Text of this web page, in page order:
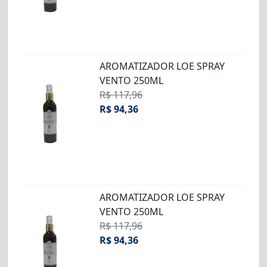
AROMATIZADOR LOE SPRAY
VENTO 250ML
R$ 117,96
R$ 94,36
AROMATIZADOR LOE SPRAY
VENTO 250ML
R$ 117,96
R$ 94,36